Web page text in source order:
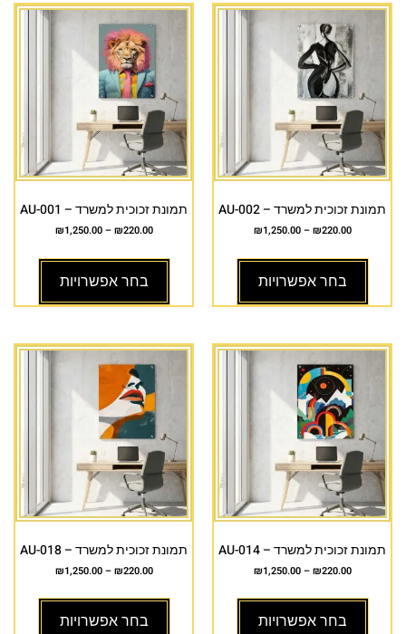
תמונת זכוכית למשרד – AU-002
₪220.00
–
₪1,250.00
בחר אפשרויות
תמונת זכוכית למשרד – AU-001
₪220.00
–
₪1,250.00
בחר אפשרויות
תמונת זכוכית למשרד – AU-014
₪220.00
–
₪1,250.00
בחר אפשרויות
תמונת זכוכית למשרד – AU-018
₪220.00
–
₪1,250.00
בחר אפשרויות